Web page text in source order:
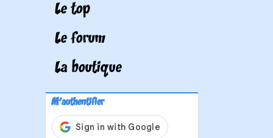
Le top
Le forum
La boutique
M'authentifier